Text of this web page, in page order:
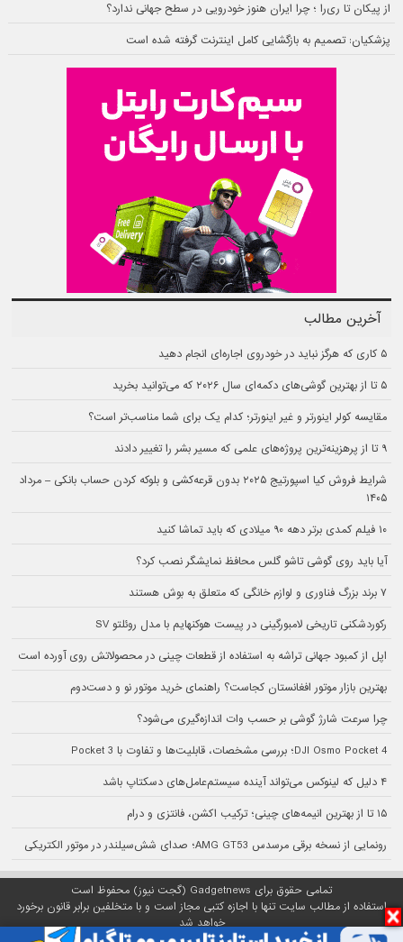
از پیکان تا ری‌را ؛ چرا ایران هنوز خودرویی در سطح جهانی ندارد؟
پزشکیان: تصمیم به بازگشایی کامل اینترنت گرفته شده است
آخرین مطالب
۵ کاری که هرگز نباید در خودروی اجاره‌ای انجام دهید
۵ تا از بهترین گوشی‌های دکمه‌ای سال ۲۰۲۶ که می‌توانید بخرید
مقایسه کولر اینورتر و غیر اینورتر؛ کدام یک برای شما مناسب‌تر است؟
۹ تا از پرهزینه‌ترین پروژه‌های علمی که مسیر بشر را تغییر دادند
شرایط فروش کیا اسپورتیج ۲۰۲۵ بدون قرعه‌کشی و بلوکه کردن حساب بانکی – مرداد
۱۴۰۵
۱۰ فیلم کمدی برتر دهه ۹۰ میلادی که باید تماشا کنید
آیا باید روی گوشی تاشو گلس محافظ نمایشگر نصب کرد؟
۷ برند بزرگ فناوری و لوازم خانگی که متعلق به بوش هستند
رکوردشکنی تاریخی لامبورگینی در پیست هوکنهایم با مدل روئلتو SV
اپل از کمبود جهانی تراشه به استفاده از قطعات چینی در محصولاتش روی آورده است
بهترین بازار موتور افغانستان کجاست؟ راهنمای خرید موتور نو و دست‌‎دوم
چرا سرعت شارژ گوشی بر حسب وات اندازه‌گیری می‌شود؟
DJI Osmo Pocket 4؛ بررسی مشخصات، قابلیت‌ها و تفاوت با Pocket 3
۴ دلیل که لینوکس می‌تواند آینده سیستم‌‌عامل‌های دسکتاپ باشد
۱۵ تا از بهترین انیمه‌های چینی؛ ترکیب اکشن، فانتزی و درام
رونمایی از نسخه برقی مرسدس AMG GT53؛ صدای شش‌سیلندر در موتور الکتریکی
تمامی حقوق برای Gadgetnews (گجت نیوز) محفوظ است
استفاده از مطالب سایت تنها با اجازه کتبی مجاز است و با متخلفین برابر قانون برخورد
خواهد شد